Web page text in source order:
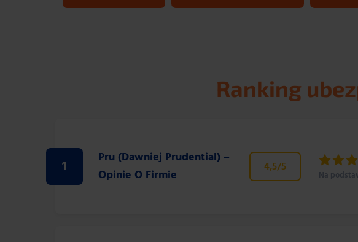
Ranking
1
Pru (dawniej Prudential) –
Opinie O Firmie
4,5/5
Na